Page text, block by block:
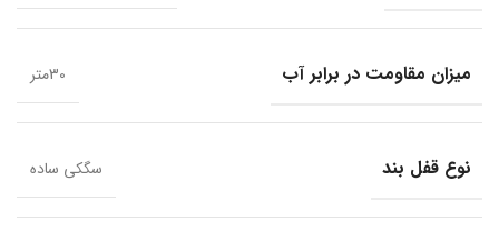
میزان مقاومت در برابر آب 30متر
نوع قفل بند سگکی ساده